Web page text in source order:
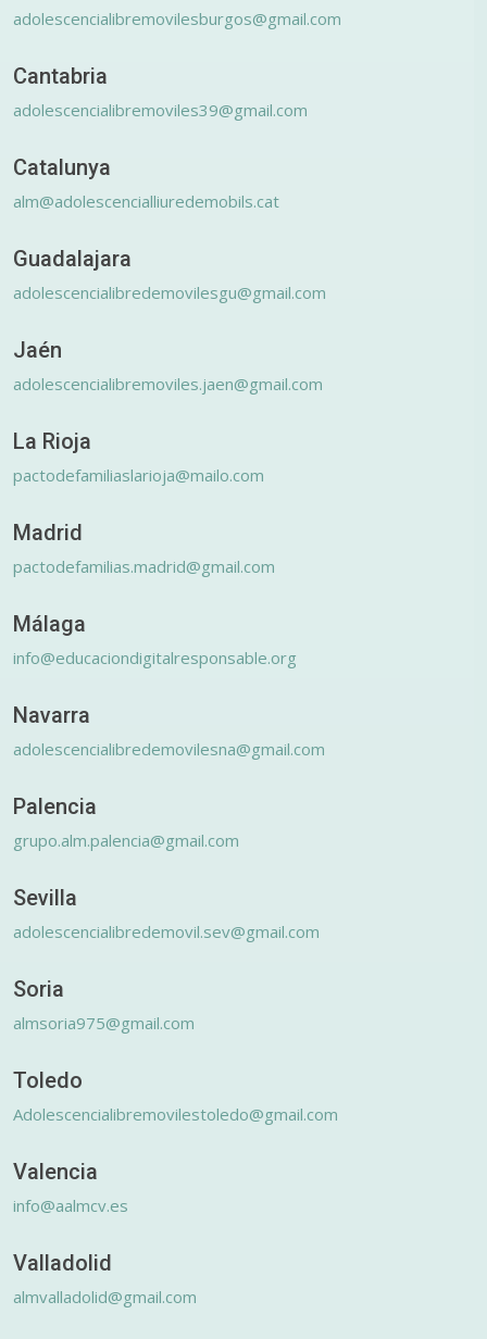
adolescencialibremovilesburgos@gmail.com
Cantabria
adolescencialibremoviles39@gmail.com
Catalunya
alm@adolescencialliuredemobils.cat
Guadalajara
adolescencialibredemovilesgu@gmail.com
Jaén
adolescencialibremoviles.jaen@gmail.com
La Rioja
pactodefamiliaslarioja@mailo.com
Madrid
pactodefamilias.madrid@gmail.com
Málaga
info@educaciondigitalresponsable.org
Navarra
adolescencialibredemovilesna@gmail.com
Palencia
grupo.alm.palencia@gmail.com
Sevilla
adolescencialibredemovil.sev@gmail.com
Soria
almsoria975@gmail.com
Toledo
Adolescencialibremovilestoledo@gmail.com
Valencia
info@aalmcv.es
Valladolid
almvalladolid@gmail.com